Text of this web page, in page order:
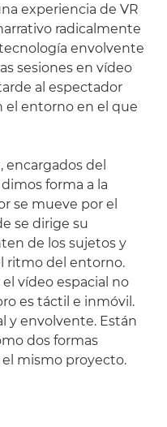
experiencia de VR
radicalmente
envolvente
sesiones en vídeo
al espectador
el entorno en el que
encargados del
forma a la
se mueve por el
se dirige su
de los sujetos y
ritmo del entorno.
vídeo espacial no
es táctil e inmóvil.
y envolvente. Están
dos formas
mismo proyecto.